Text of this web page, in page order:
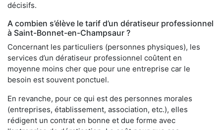
décisifs.
A combien s’élève le tarif d’un dératiseur professionnel
à Saint-Bonnet-en-Champsaur ?
Concernant les particuliers (personnes physiques), les
services d’un dératiseur professionnel coûtent en
moyenne moins cher que pour une entreprise car le
besoin est souvent ponctuel.
En revanche, pour ce qui est des personnes morales
(entreprises, établissement, association, etc.), elles
rédigent un contrat en bonne et due forme avec